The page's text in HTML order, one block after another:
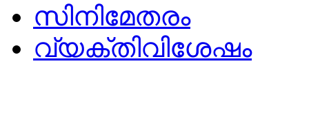
സിനിമേതരം
വ്യക്തിവിശേഷം